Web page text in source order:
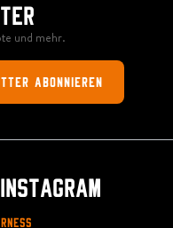
und mehr.
abonnieren